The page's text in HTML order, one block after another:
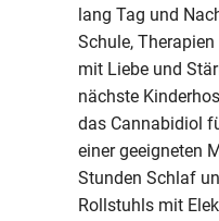
lang Tag und
Schule,
mit Liebe und
nächste
das Cannabidiol
einer geeigneten
Stunden Schlaf
Rollstuhls mit